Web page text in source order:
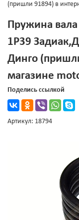
(пришли 91894) в
Пружина
1Р39
Динго
магазине
Поделись ссылкой
Артикул: 18794